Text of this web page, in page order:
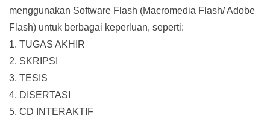
menggunakan Software Flash (Macromedia Flash/ Adobe
Flash) untuk berbagai keperluan, seperti:
1. TUGAS AKHIR
2. SKRIPSI
3. TESIS
4. DISERTASI
5. CD INTERAKTIF